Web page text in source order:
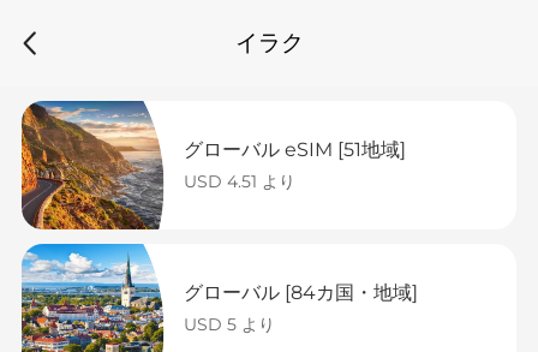
イラク
グローバル eSIM [51地域]
USD 4.51 より
グローバル [84カ国・地域]
USD 5 より